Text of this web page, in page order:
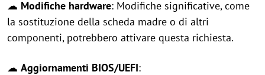
☁ Modifiche hardware: Modifiche significative, come
la sostituzione della scheda madre o di altri
componenti, potrebbero attivare questa richiesta.
☁ Aggiornamenti BIOS/UEFI: